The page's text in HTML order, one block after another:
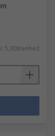
5,008/enhed